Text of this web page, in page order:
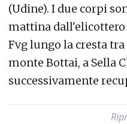
(Udine). I due corpi
mattina
Fvg lungo la cresta
monte Bottai, a Sella
successivamente